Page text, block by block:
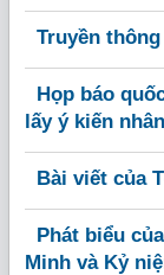
Truyền
Họp báo
lấy ý kiến
Bài viết của
Phát biểu
Minh và Kỷ